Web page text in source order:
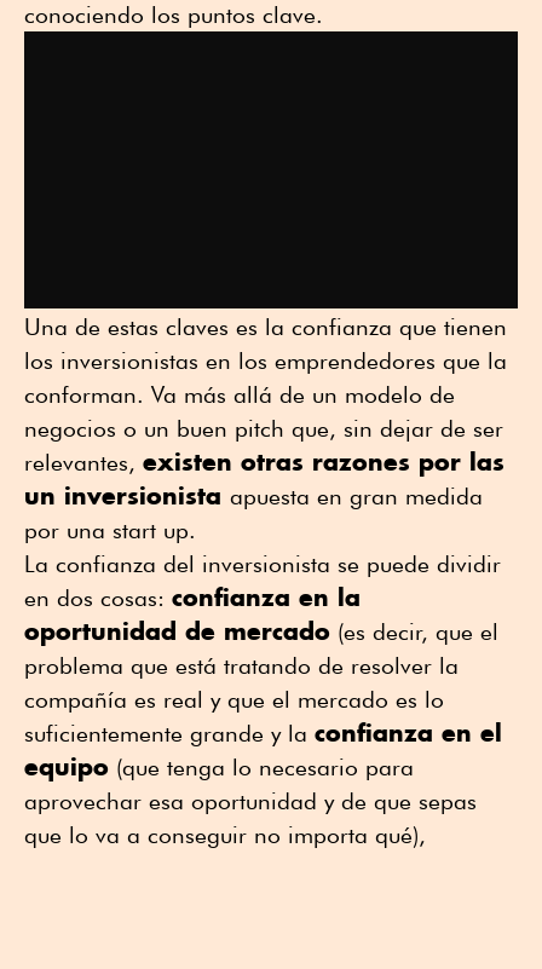
conociendo los puntos clave.
Una de estas claves es la confianza que tienen
los inversionistas en los emprendedores que la
conforman. Va más allá de un modelo de
negocios o un buen pitch que, sin dejar de ser
relevantes, existen otras razones por las
un inversionista apuesta en gran medida
por una start up.
La confianza del inversionista se puede dividir
en dos cosas: confianza en la
oportunidad de mercado (es decir, que el
problema que está tratando de resolver la
compañía es real y que el mercado es lo
suficientemente grande y la confianza en el
equipo (que tenga lo necesario para
aprovechar esa oportunidad y de que sepas
que lo va a conseguir no importa qué),